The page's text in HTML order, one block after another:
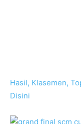
Hasil, Klasemen,
Disini